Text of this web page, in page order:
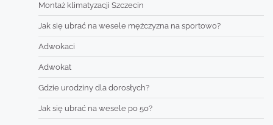
Montaż klimatyzacji Szczecin
Jak się ubrać na wesele mężczyzna na sportowo?
Adwokaci
Adwokat
Gdzie urodziny dla dorosłych?
Jak się ubrać na wesele po 50?